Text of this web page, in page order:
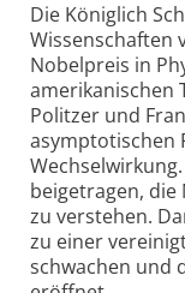
Die Königlich
Wissenschaften
Nobelpreis in
amerikanischen
Politzer und
asymptotischen
beigetragen,
zu verstehen.
zu einer
schwachen und